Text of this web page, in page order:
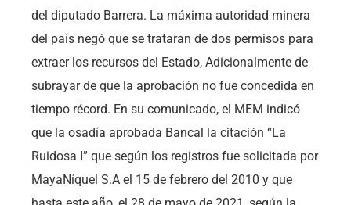
del diputado Barrera. La máxima autoridad minera
del país negó que se trataran de dos permisos para
extraer los recursos del Estado, Adicionalmente de
subrayar de que la aprobación no fue concedida en
tiempo récord. En su comunicado, el MEM indicó
que la osadía aprobada Bancal la citación “La
Ruidosa I” que según los registros fue solicitada por
MayaNíquel S.A el 15 de febrero del 2010 y que